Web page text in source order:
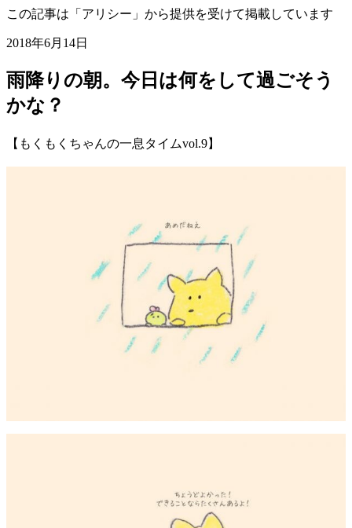
この記事は「アリシー」から提供を受けて掲載しています
2018年6月14日
雨降りの朝。今日は何をして過ごそう
かな？
【もくもくちゃんの一息タイムvol.9】